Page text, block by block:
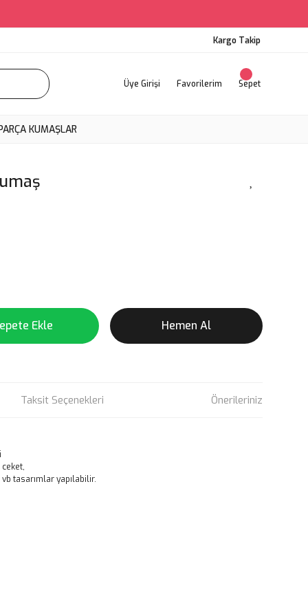
Kargo Takip
Üye Girişi Favorilerim Sepet
KUMAŞLAR
Ekle Hemen Al
Taksit Seçenekleri Önerileriniz
tasarımlar yapılabilir.